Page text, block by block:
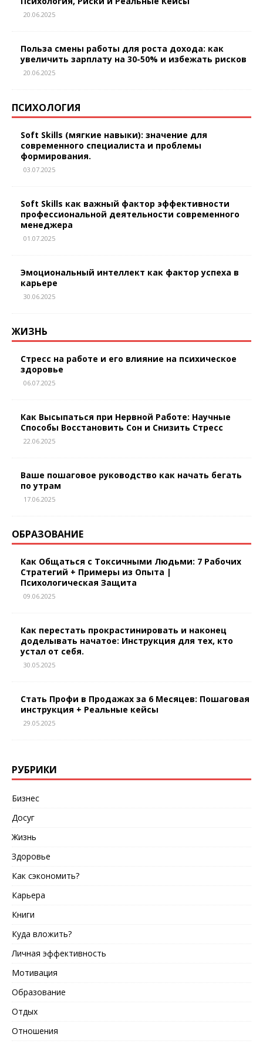
20.06.2025
Польза смены работы для роста дохода: как
увеличить зарплату на 30-50% и избежать рисков
20.06.2025
ПСИХОЛОГИЯ
Soft Skills (мягкие навыки): значение для
современного специалиста и проблемы
формирования.
03.07.2025
Soft Skills как важный фактор эффективности
профессиональной деятельности современного
менеджера
01.07.2025
Эмоциональный интеллект как фактор успеха в
карьере
30.06.2025
ЖИЗНЬ
Стресс на работе и его влияние на психическое
здоровье
06.07.2025
Как Высыпаться при Нервной Работе: Научные
Способы Восстановить Сон и Снизить Стресс
22.06.2025
Ваше пошаговое руководство как начать бегать
по утрам
17.06.2025
ОБРАЗОВАНИЕ
Как Общаться с Токсичными Людьми: 7 Рабочих
Стратегий + Примеры из Опыта |
Психологическая Защита
09.06.2025
Как перестать прокрастинировать и наконец
доделывать начатое: Инструкция для тех, кто
устал от себя.
30.05.2025
Стать Профи в Продажах за 6 Месяцев: Пошаговая
инструкция + Реальные кейсы
29.05.2025
РУБРИКИ
Бизнес
Досуг
Жизнь
Здоровье
Как сэкономить?
Карьера
Книги
Куда вложить?
Личная эффективность
Мотивация
Образование
Отдых
Отношения